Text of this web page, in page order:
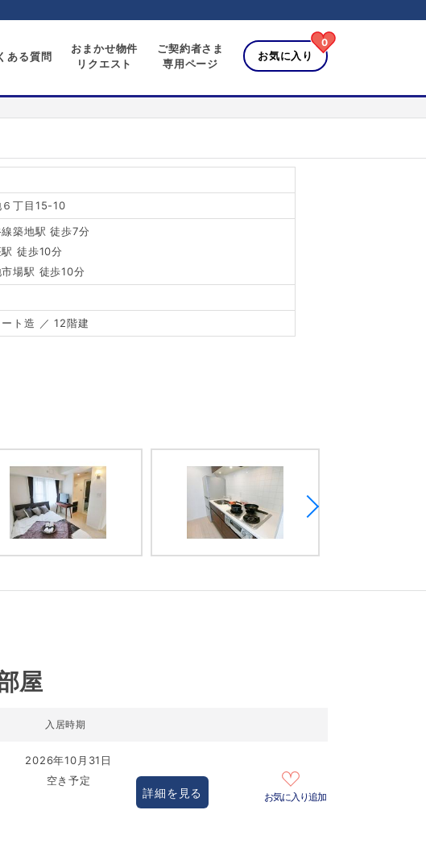
ある質問
おまかせ物件
リクエスト
ご契約者さま
専用ページ
お気に入り
0
丁目15-10
築地駅 徒歩7分
徒歩10分
場駅 徒歩10分
ト造 ／ 12階建
屋
入居時期
2026年10月31日
空き予定
詳細を見る お気に入り追加